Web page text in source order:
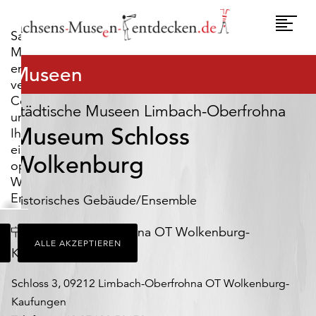
Sachsens-
Museen-
entdecken.de
verwendet
Cookies,
um
Ihnen
ein
optimales
Webseiten-
Erlebnis
zu
bieten.
Dazu
zählen
Cookies,
die
für
ALLE AKZEPTIEREN
Museen
Städtische Museen Limbach-Oberfrohna
Museum Schloss
Wolkenburg
Historisches Gebäude/Ensemble
Ort
Limbach-Oberfrohna OT Wolkenburg-
Kaufungen
Schloss 3, 09212 Limbach-Oberfrohna OT Wolkenburg-
Kaufungen